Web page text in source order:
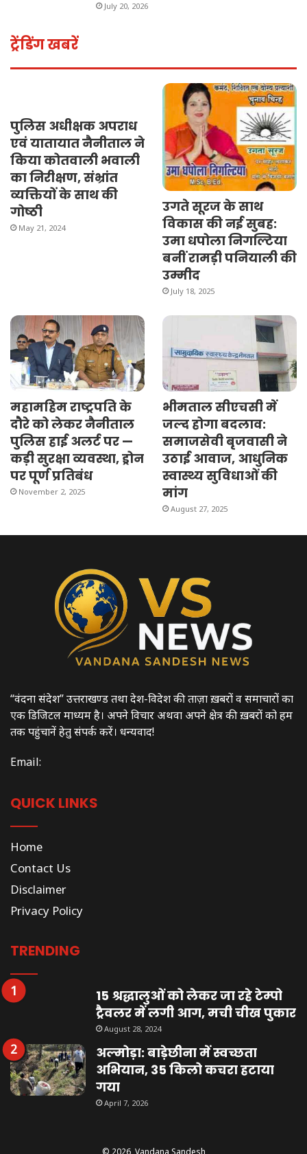
July 20, 2026
ट्रेंडिंग खबरें
पुलिस अधीक्षक अपराध
एवं यातायात नैनीताल ने
किया कोतवाली भवाली
का निरीक्षण, संभ्रांत
व्यक्तियों के साथ की
गोष्ठी
May 21, 2024
उगते सूरज के साथ
विकास की नई सुबह:
उमा धपोला निगल्टिया
बनीं रामड़ी पनियाली की
उम्मीद
July 18, 2025
महामहिम राष्ट्रपति के
दौरे को लेकर नैनीताल
पुलिस हाई अलर्ट पर —
कड़ी सुरक्षा व्यवस्था, ड्रोन
पर पूर्ण प्रतिबंध
November 2, 2025
भीमताल सीएचसी में
जल्द होगा बदलाव:
समाजसेवी बृजवासी ने
उठाई आवाज, आधुनिक
स्वास्थ्य सुविधाओं की
मांग
August 27, 2025
“वंदना संदेश” उत्तराखण्ड तथा देश-विदेश की ताज़ा ख़बरों व समाचारों का
एक डिजिटल माध्यम है। अपने विचार अथवा अपने क्षेत्र की ख़बरों को हम
तक पहुंचानें हेतु संपर्क करें। धन्यवाद!
Email:
QUICK LINKS
Home
Contact Us
Disclaimer
Privacy Policy
TRENDING
15 श्रद्धालुओं को लेकर जा रहे टेम्पो
ट्रैवलर में लगी आग, मची चीख पुकार
August 28, 2024
अल्मोड़ा: बाड़ेछीना में स्वच्छता
अभियान, 35 किलो कचरा हटाया
गया
April 7, 2026